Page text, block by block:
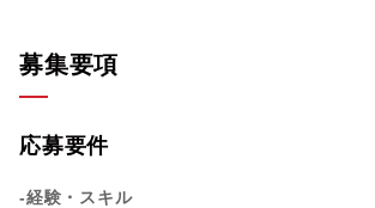
募集要項
応募要件
-経験・スキル